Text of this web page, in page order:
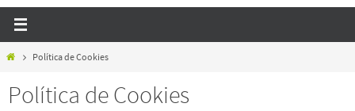
InicioPolítica de Cookies
Política de Cookies